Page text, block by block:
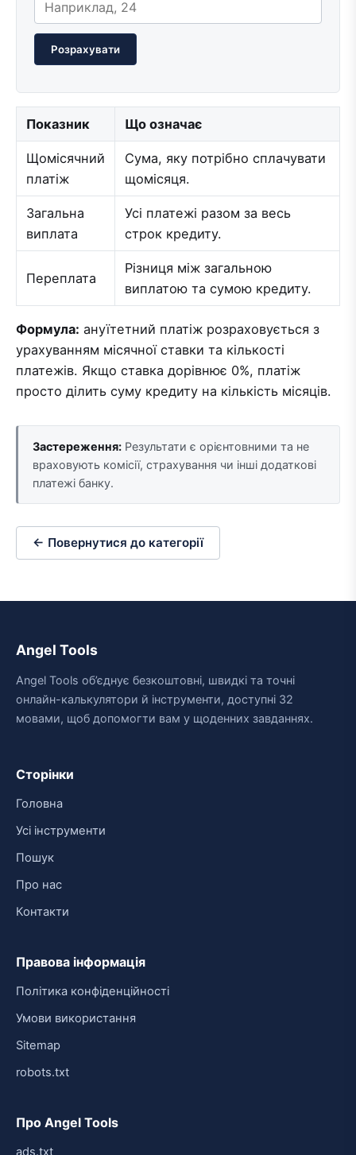
Розрахувати
Показник Що означає
Щомісячний
платіж
Сума, яку потрібно сплачувати
щомісяця.
Загальна
виплата
Усі платежі разом за весь
строк кредиту.
Переплата
Різниця між загальною
виплатою та сумою кредиту.
Формула: ануїтетний платіж розраховується з
урахуванням місячної ставки та кількості
платежів. Якщо ставка дорівнює 0%, платіж
просто ділить суму кредиту на кількість місяців.
Застереження: Результати є орієнтовними та не
враховують комісії, страхування чи інші додаткові
платежі банку.
← Повернутися до категорії
Angel Tools
Angel Tools об’єднує безкоштовні, швидкі та точні
онлайн-калькулятори й інструменти, доступні 32
мовами, щоб допомогти вам у щоденних завданнях.
Сторінки
Головна
Усі інструменти
Пошук
Про нас
Контакти
Правова інформація
Політика конфіденційності
Умови використання
Sitemap
robots.txt
Про Angel Tools
ads.txt